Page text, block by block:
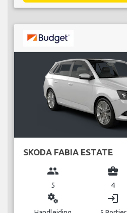
SKODA FABIA ESTATE
group
5
business_center
4
miscellaneous_services login